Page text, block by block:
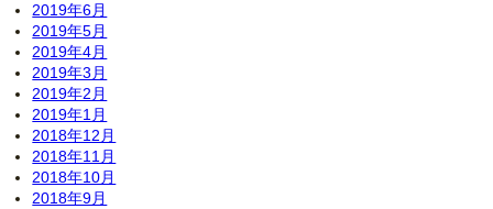
2019年6月
2019年5月
2019年4月
2019年3月
2019年2月
2019年1月
2018年12月
2018年11月
2018年10月
2018年9月